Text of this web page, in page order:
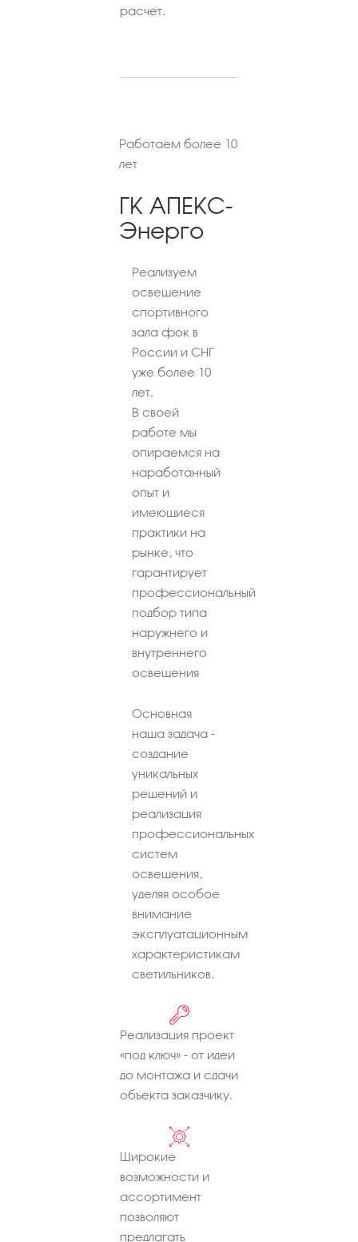
расчет.
Работаем более 10
лет
ГК АПЕКС-
Энерго
Реализуем
освещение
спортивного
зала фок в
России и СНГ
уже более 10
лет.
В своей
работе мы
опираемся на
наработанный
опыт и
имеющиеся
практики на
рынке, что
гарантирует
профессиональный
подбор типа
наружнего и
внутреннего
освещения
Основная
наша задача -
создание
уникальных
решений и
реализация
профессиональных
систем
освещения,
уделяя особое
внимание
эксплуатационным
характеристикам
светильников.
Реализация проект
«под ключ» - от идеи
до монтажа и сдачи
объекта заказчику.
Широкие
возможности и
ассортимент
позволяют
предлагать